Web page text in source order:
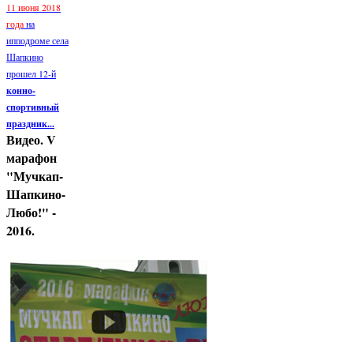
11 июня 2018
годана
ипподроме села
Шапкино
прошел 12-й
конно-
спортивный
праздник...
Видео. V
марафон
"Мучкап-
Шапкино-
Любо!" -
2016.